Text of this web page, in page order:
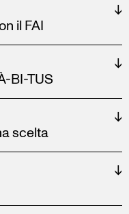
↓
il FAI
↓
BI-TUS
↓
scelta
↓